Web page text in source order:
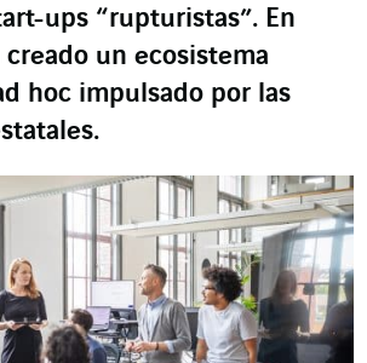
ups “rupturistas”. En
creado un ecosistema
hoc impulsado por las